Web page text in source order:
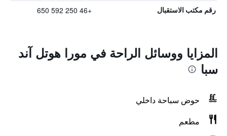
رقم مكتب الاستقبال +46 250 592 650
المزايا ووسائل الراحة في مورا هوتل آند
سبا
حوض سباحة داخلي
مطعم